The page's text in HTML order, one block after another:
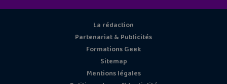
La rédaction
Partenariat & Publicités
Formations Geek
Sitemap
Mentions légales